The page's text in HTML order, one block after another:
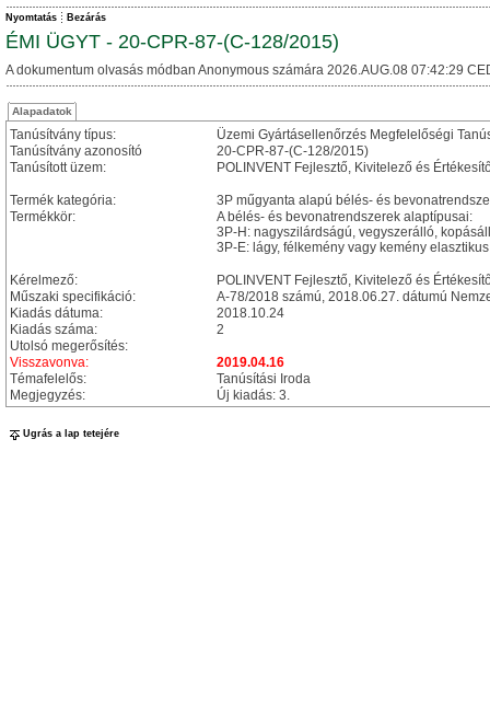
Nyomtatás Bezárás
ÉMI ÜGYT - 20-CPR-87-(C-128/2015)
A dokumentum olvasás módban Anonymous számára 2026.AUG.08 07:42:29
Alapadatok
Tanúsítvány típus:
Üzemi Gyártásellenőrzés Megfelelőségi
Tanúsítvány azonosító
20-CPR-87-(C-128/2015)
Tanúsított üzem:
POLINVENT Fejlesztő, Kivitelező és
Termék kategória:
3P műgyanta alapú bélés- és
Termékkör:
A bélés- és bevonatrendszerek alaptípusai:
3P-H: nagyszilárdságú, vegyszerálló,
3P-E: lágy, félkemény vagy kemény
Kérelmező:
POLINVENT Fejlesztő, Kivitelező és
Műszaki specifikáció:
A-78/2018 számú, 2018.06.27. dátumú
Kiadás dátuma:
2018.10.24
Kiadás száma:
2
Utolsó megerősítés:
Visszavonva:
2019.04.16
Témafelelős:
Tanúsítási Iroda
Megjegyzés:
Új kiadás: 3.
Ugrás a lap tetejére